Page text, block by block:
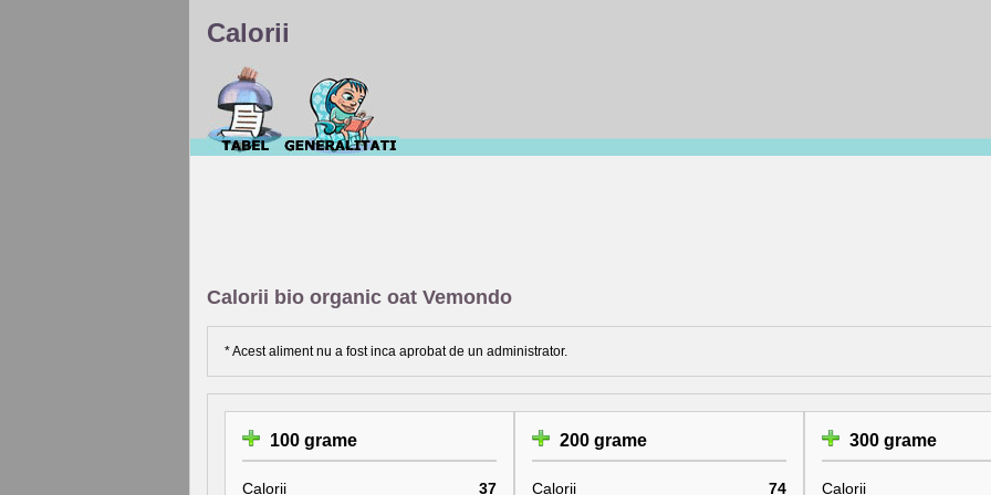
Calorii
Calorii bio organic oat Vemondo
* Acest aliment nu a fost inca aprobat de un administrator.
100 grame
Calorii 37
200 grame
Calorii 74
300 grame
Calorii